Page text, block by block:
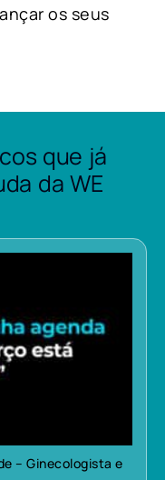
os seus
que já
da WE
– Ginecologista e